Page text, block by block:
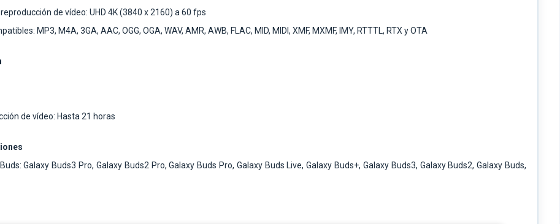
de vídeo: UHD 4K (3840 x 2160) a 60 fps
MP3, M4A, 3GA, AAC, OGG, OGA, WAV, AMR, AWB, FLAC, MID, MIDI, XMF, MXMF, IMY, RTTTL, RTX y OTA
de vídeo: Hasta 21 horas
Galaxy Buds3 Pro, Galaxy Buds2 Pro, Galaxy Buds Pro, Galaxy Buds Live, Galaxy Buds+, Galaxy Buds3, Galaxy Buds2, Galaxy Buds,